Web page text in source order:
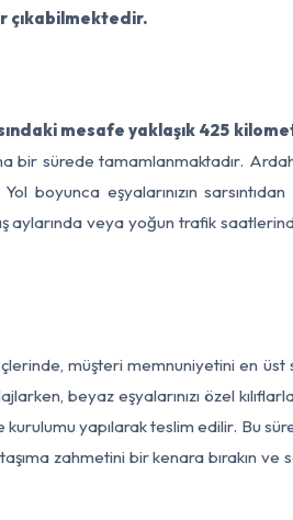
çıkabilmektedir.
mesafe yaklaşık 425
bir sürede tamamlanmaktadır.
boyunca eşyalarınızın
aylarında veya yoğun trafik
müşteri memnuniyetini en
beyaz eşyalarınızı özel
yapılarak teslim edilir. Bu
taşıma zahmetini bir kenara bırakın